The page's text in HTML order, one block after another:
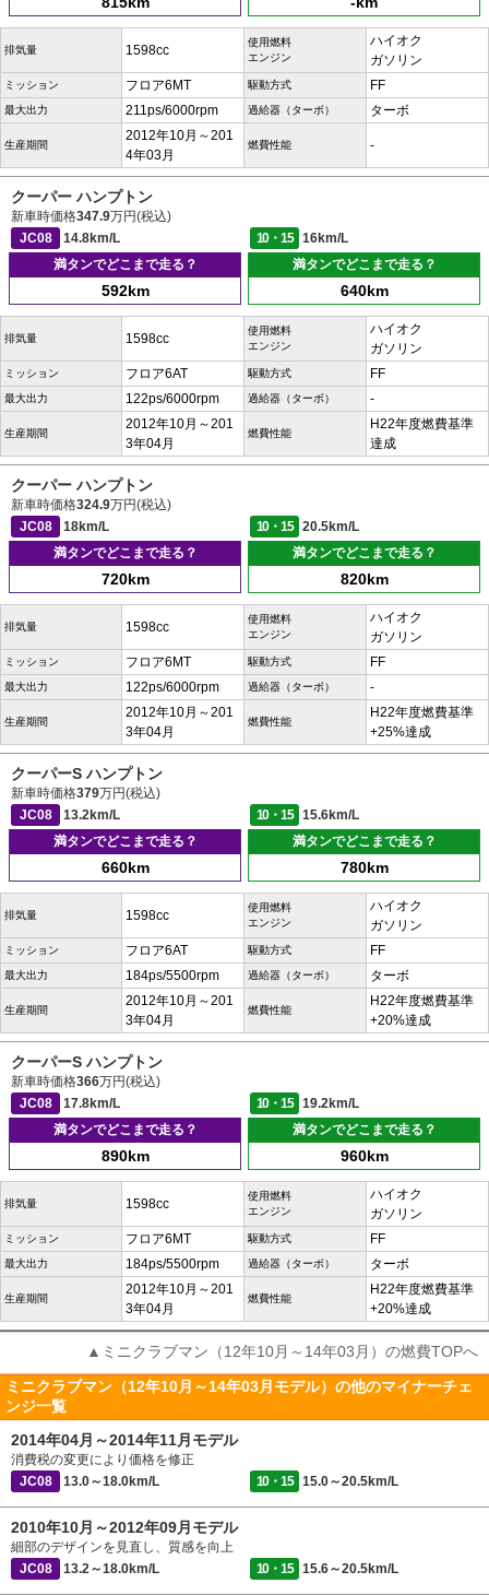
排気量 1598cc
使用燃料
エンジン
ハイオク
ガソリン
ミッション フロア6MT 駆動方式 FF
最大出力 211ps/6000rpm 過給器（ターボ） ターボ
生産期間
2012年10月～201
4年03月
燃費性能 -
クーパー ハンプトン
新車時価格347.9万円(税込)
JC08
14.8km/L 10・15
16km/L
満タンでどこまで走る？
592km
満タンでどこまで走る？
640km
排気量 1598cc
使用燃料
エンジン
ハイオク
ガソリン
ミッション フロア6AT 駆動方式 FF
最大出力 122ps/6000rpm 過給器（ターボ） -
生産期間
2012年10月～201
3年04月
燃費性能
H22年度燃費基準
達成
クーパー ハンプトン
新車時価格324.9万円(税込)
JC08
18km/L 10・15
20.5km/L
満タンでどこまで走る？
720km
満タンでどこまで走る？
820km
排気量 1598cc
使用燃料
エンジン
ハイオク
ガソリン
ミッション フロア6MT 駆動方式 FF
最大出力 122ps/6000rpm 過給器（ターボ） -
生産期間
2012年10月～201
3年04月
燃費性能
H22年度燃費基準
+25%達成
クーパーS ハンプトン
新車時価格379万円(税込)
JC08
13.2km/L 10・15
15.6km/L
満タンでどこまで走る？
660km
満タンでどこまで走る？
780km
排気量 1598cc
使用燃料
エンジン
ハイオク
ガソリン
ミッション フロア6AT 駆動方式 FF
最大出力 184ps/5500rpm 過給器（ターボ） ターボ
生産期間
2012年10月～201
3年04月
燃費性能
H22年度燃費基準
+20%達成
クーパーS ハンプトン
新車時価格366万円(税込)
JC08
17.8km/L 10・15
19.2km/L
満タンでどこまで走る？
890km
満タンでどこまで走る？
960km
排気量 1598cc
使用燃料
エンジン
ハイオク
ガソリン
ミッション フロア6MT 駆動方式 FF
最大出力 184ps/5500rpm 過給器（ターボ） ターボ
生産期間
2012年10月～201
3年04月
燃費性能
H22年度燃費基準
+20%達成
▲ミニクラブマン（12年10月～14年03月）の燃費TOPへ
ミニクラブマン（12年10月～14年03月モデル）の他のマイナーチェ
ンジ一覧
2014年04月～2014年11月モデル
消費税の変更により価格を修正
JC08
13.0～18.0km/L 10・15 15.0～20.5km/L
2010年10月～2012年09月モデル
細部のデザインを見直し、質感を向上
JC08
13.2～18.0km/L 10・15 15.6～20.5km/L